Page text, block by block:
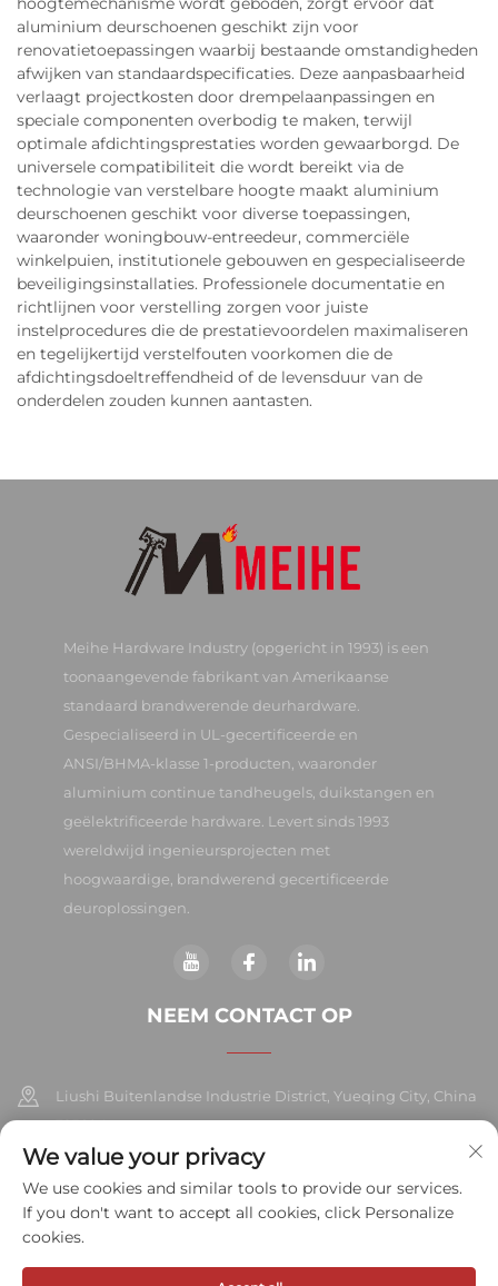
aluminium deurschoenen geschikt zijn voor
renovatietoepassingen waarbij bestaande omstandigheden
afwijken van standaardspecificaties. Deze aanpasbaarheid
verlaagt projectkosten door drempelaanpassingen en
speciale componenten overbodig te maken, terwijl
optimale afdichtingsprestaties worden gewaarborgd. De
universele compatibiliteit die wordt bereikt via de
technologie van verstelbare hoogte maakt aluminium
deurschoenen geschikt voor diverse toepassingen,
waaronder woningbouw-entreedeur, commerciële
winkelpuien, institutionele gebouwen en gespecialiseerde
beveiligingsinstallaties. Professionele documentatie en
richtlijnen voor verstelling zorgen voor juiste
instelprocedures die de prestatievoordelen maximaliseren
en tegelijkertijd verstelfouten voorkomen die de
afdichtingsdoeltreffendheid of de levensduur van de
onderdelen zouden kunnen aantasten.
Meihe Hardware Industry (opgericht in 1993) is een
toonaangevende fabrikant van Amerikaanse
standaard brandwerende deurhardware.
Gespecialiseerd in UL-gecertificeerde en
ANSI/BHMA-klasse 1-producten, waaronder
aluminium continue tandheugels, duikstangen en
geëlektrificeerde hardware. Levert sinds 1993
wereldwijd ingenieursprojecten met
hoogwaardige, brandwerend gecertificeerde
deuroplossingen.
NEEM CONTACT OP
Liushi Buitenlandse Industrie District, Yueqing City, China
325604
+86-577-57572007
[email protected]
We value your privacy
We use cookies and similar tools to provide our services.
If you don't want to accept all cookies, click Personalize
cookies.